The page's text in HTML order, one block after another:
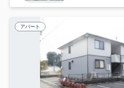
アパート